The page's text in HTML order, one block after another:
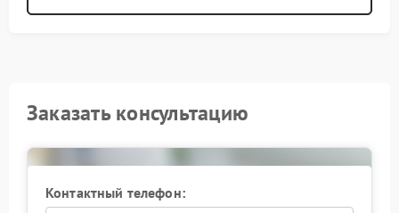
Заказать консультацию
Контактный телефон: